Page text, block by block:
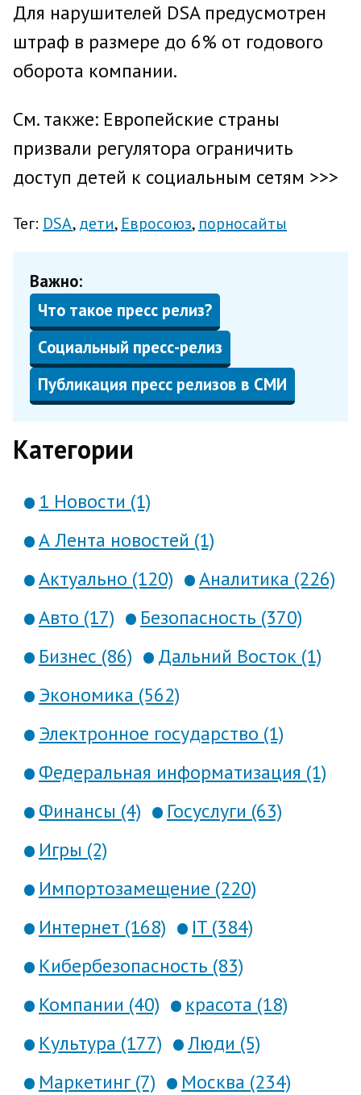
Для нарушителей DSA предусмотрен
штраф в размере до 6% от годового
оборота компании.
См. также: Европейские страны
призвали регулятора ограничить
доступ детей к социальным сетям >>>
Тег: DSA дети Евросоюз порносайты
Важно:
Что такое пресс релиз?
Социальный пресс-релиз
Публикация пресс релизов в СМИ
Категории
1 Новости (1)
А Лента новостей (1)
Актуально (120)
Аналитика (226)
Авто (17)
Безопасность (370)
Бизнес (86)
Дальний Восток (1)
Экономика (562)
Электронное государство (1)
Федеральная информатизация (1)
Финансы (4)
Госуслуги (63)
Игры (2)
Импортозамещение (220)
Интернет (168)
IT (384)
Кибербезопасность (83)
Компании (40)
красота (18)
Культура (177)
Люди (5)
Маркетинг (7)
Москва (234)